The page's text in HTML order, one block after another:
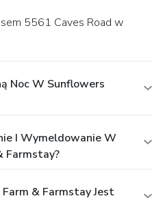
Noc W Sunflowers
I Wymeldowanie W
Farmstay?
& Farmstay Jest